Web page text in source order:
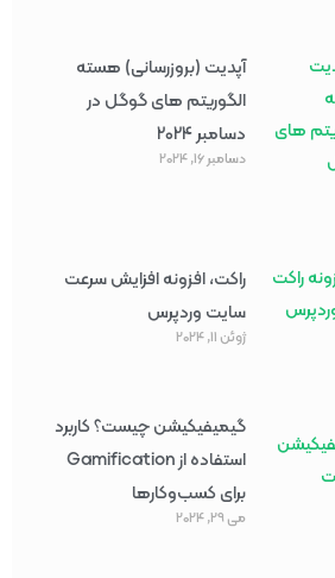
آپدیت (بروزرسانی) هسته
الگوریتم های گوگل در
دسامبر 2024
دسامبر 16, 2024
راکت، افزونه افزایش سرعت
سایت وردپرس
ژوئن 11, 2024
گیمیفیکیشن چیست؟ کاربرد
استفاده از Gamification
برای کسب‌وکارها
می 29, 2024